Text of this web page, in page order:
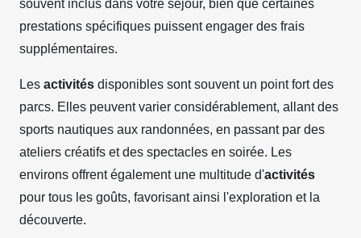
souvent inclus dans votre séjour, bien que certaines
prestations spécifiques puissent engager des frais
supplémentaires.
Les activités disponibles sont souvent un point fort des
parcs. Elles peuvent varier considérablement, allant des
sports nautiques aux randonnées, en passant par des
ateliers créatifs et des spectacles en soirée. Les
environs offrent également une multitude d'activités
pour tous les goûts, favorisant ainsi l'exploration et la
découverte.